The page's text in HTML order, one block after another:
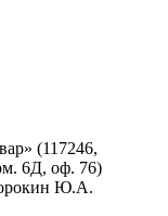
(117246,
6Д, оф. 76)
Ю.А.